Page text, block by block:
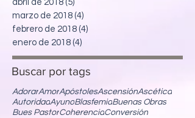
abril de 2018 (5)
marzo de 2018 (4)
febrero de 2018 (4)
enero de 2018 (4)
Buscar por tags
AdorarAmorApóstolesAscensiónAscética
AutoridadAyunoBlasfemiaBuenas Obras
Bues PastorCoherenciaConversión